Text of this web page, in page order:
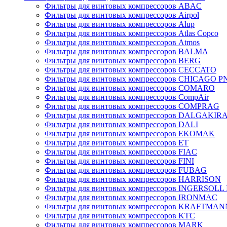
Фильтры для винтовых компрессоров ABAC
Фильтры для винтовых компрессоров Airpol
Фильтры для винтовых компрессоров Alup
Фильтры для винтовых компрессоров Atlas Copco
Фильтры для винтовых компрессоров Atmos
Фильтры для винтовых компрессоров BALMA
Фильтры для винтовых компрессоров BERG
Фильтры для винтовых компрессоров CECCATO
Фильтры для винтовых компрессоров CHICAGO
Фильтры для винтовых компрессоров COMARO
Фильтры для винтовых компрессоров CompAir
Фильтры для винтовых компрессоров COMPRAG
Фильтры для винтовых компрессоров
Фильтры для винтовых компрессоров DALI
Фильтры для винтовых компрессоров EKOMAK
Фильтры для винтовых компрессоров ET
Фильтры для винтовых компрессоров FIAC
Фильтры для винтовых компрессоров FINI
Фильтры для винтовых компрессоров FUBAG
Фильтры для винтовых компрессоров HARRISON
Фильтры для винтовых компрессоров
Фильтры для винтовых компрессоров IRONMAC
Фильтры для винтовых компрессоров
Фильтры для винтовых компрессоров KTC
Фильтры для винтовых компрессоров MARK